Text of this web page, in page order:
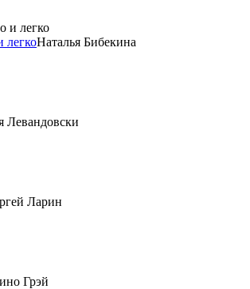
легкоНаталья Бибекина
Левандовски
Ларин
Грэй